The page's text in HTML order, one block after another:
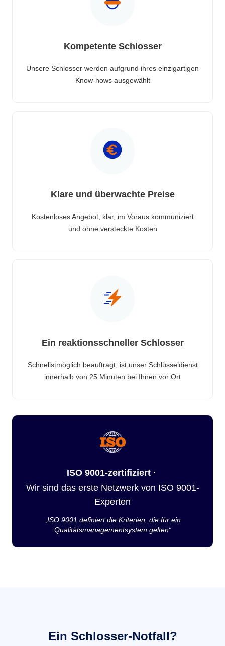
Kompetente Schlosser
Unsere Schlosser werden aufgrund ihres einzigartigen
Know-hows ausgewählt
Klare und überwachte Preise
Kostenloses Angebot, klar, im Voraus kommuniziert
und ohne versteckte Kosten
Ein reaktionsschneller Schlosser
Schnellstmöglich beauftragt, ist unser Schlüsseldienst
innerhalb von 25 Minuten bei Ihnen vor Ort
ISO 9001-zertifiziert ·
Wir sind das erste Netzwerk von ISO 9001-
Experten
„ISO 9001 definiert die Kriterien, die für ein
Qualitätsmanagementsystem gelten“
Ein Schlosser-Notfall?